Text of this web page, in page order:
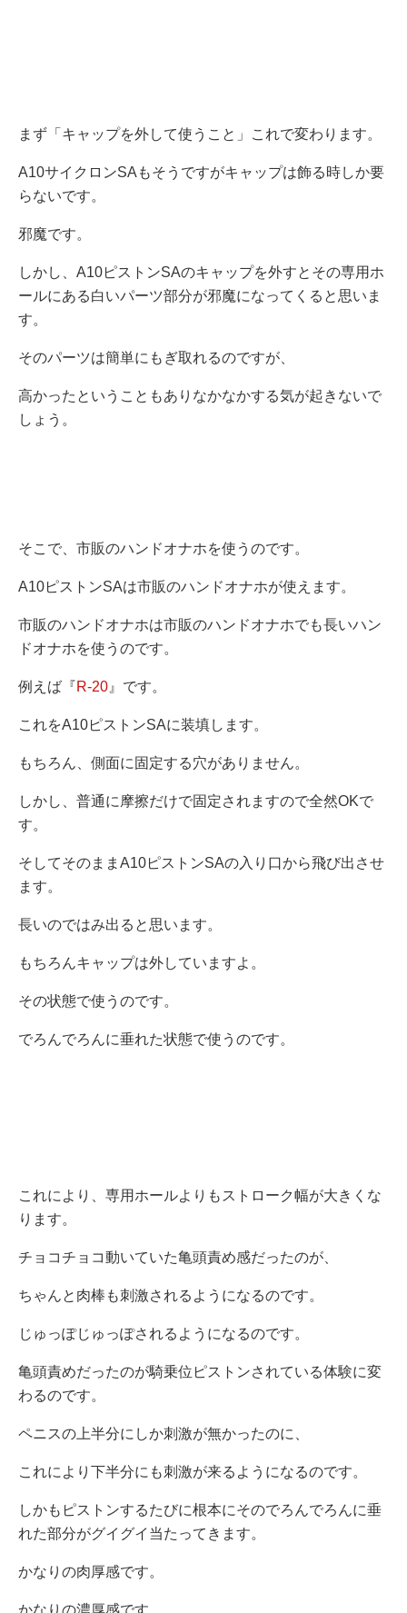
まず「キャップを外して使うこと」これで変わります。
A10サイクロンSAもそうですがキャップは飾る時しか要
らないです。
邪魔です。
しかし、A10ピストンSAのキャップを外すとその専用ホ
ールにある白いパーツ部分が邪魔になってくると思いま
す。
そのパーツは簡単にもぎ取れるのですが、
高かったということもありなかなかする気が起きないで
しょう。
そこで、市販のハンドオナホを使うのです。
A10ピストンSAは市販のハンドオナホが使えます。
市販のハンドオナホは市販のハンドオナホでも長いハン
ドオナホを使うのです。
例えば『R-20 』です。
これをA10ピストンSAに装填します。
もちろん、側面に固定する穴がありません。
しかし、普通に摩擦だけで固定されますので全然OKで
す。
そしてそのままA10ピストンSAの入り口から飛び出させ
ます。
長いのではみ出ると思います。
もちろんキャップは外していますよ。
その状態で使うのです。
でろんでろんに垂れた状態で使うのです。
これにより、専用ホールよりもストローク幅が大きくな
ります。
チョコチョコ動いていた亀頭責め感だったのが、
ちゃんと肉棒も刺激されるようになるのです。
じゅっぽじゅっぽされるようになるのです。
亀頭責めだったのが騎乗位ピストンされている体験に変
わるのです。
ペニスの上半分にしか刺激が無かったのに、
これにより下半分にも刺激が来るようになるのです。
しかもピストンするたびに根本にそのでろんでろんに垂
れた部分がグイグイ当たってきます。
かなりの肉厚感です。
かなりの濃厚感です。